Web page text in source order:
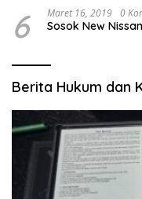
6 Maret 16, 2019 0
Sosok New
Berita Hukum dan